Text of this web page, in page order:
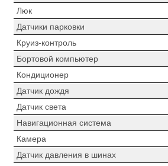
Люк
Датчики парковки
Круиз-контроль
Бортовой компьютер
Кондиционер
Датчик дождя
Датчик света
Навигационная система
Камера
Датчик давления в шинах